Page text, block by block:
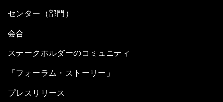
センター（部門）
会合
ステークホルダーのコミュニティ
「フォーラム・ストーリー」
プレスリリース